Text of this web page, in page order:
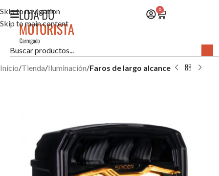
Skip to navigation
Skip to main content
0
Inicio Tienda Iluminación Faros de largo alcance